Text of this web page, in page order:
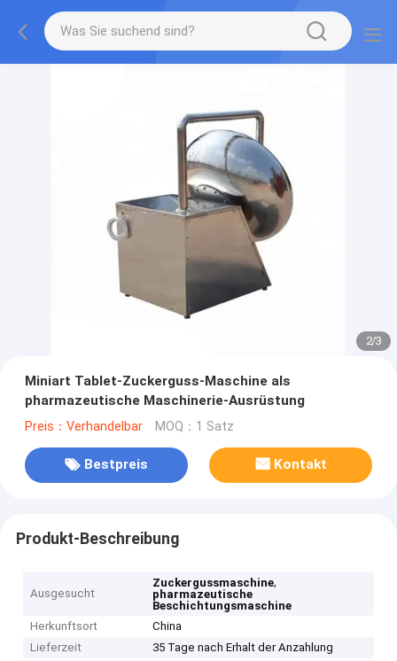
2/3
Miniart Tablet-Zuckerguss-Maschine als
pharmazeutische Maschinerie-Ausrüstung
Preis：Verhandelbar MOQ：1 Satz
Bestpreis Kontakt
Produkt-Beschreibung
Ausgesucht
Zuckergussmaschine,
pharmazeutische
Beschichtungsmaschine
Herkunftsort
China
Lieferzeit
35 Tage nach Erhalt der Anzahlung